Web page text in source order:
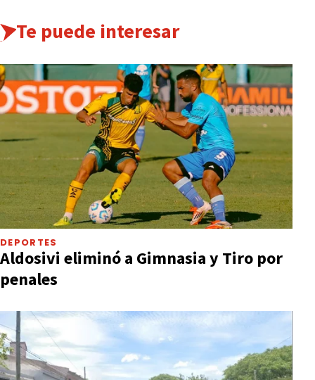
Te puede interesar
DEPORTES
Aldosivi eliminó a Gimnasia y Tiro por
penales